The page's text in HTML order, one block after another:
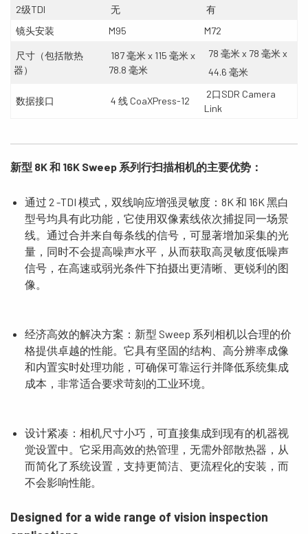
2级TDI 无
有
镜头安装
M95 M72
尺寸（包括散热
器）
187 毫米 x 115 毫米 x
78.8 毫米
78 毫米 x 78 毫米 x
44.6 毫米
数据接口 4 线 CoaXPress-12
2口SDR Camera
Link
新型 8K和 16K Sweep 系列行扫描相机的主要优势 ：
通过 2 -TDI 模式，双线响应增强灵敏度：8K 和 16K 黑白
型号均具有此功能，它使用双像素线依次捕捉同一场景
线。通过合并来自每条线的信号，可显著增加采集的光
量，同时不会提高噪声水平，从而获取高灵敏度低噪声
信号，在高速或弱光条件下拍摄出更清晰、更锐利的图
像。
经济高效的解决方案：新型 Sweep 系列相机以合理的价
格提供卓越的性能。它具有坚固的结构、高分辨率成像
和内置实时处理功能，可确保可靠运行并降低系统集成
成本，非常适合要求苛刻的工业环境。
设计紧凑：相机尺寸小巧，可直接集成到现有的机器视
觉设置中。它采用高效的热管理，无需外部散热器，从
而简化了系统设置，支持更简洁、更流程化的安装，而
不会影响性能。
Designed for a wide range of vision inspection